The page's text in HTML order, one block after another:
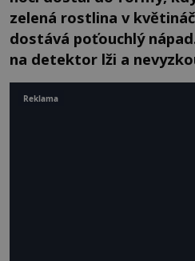
zelená rostlina v
dostává poťouchlý
na detektor lži a
Reklama